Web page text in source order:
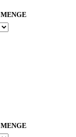
MENGE
MENGE